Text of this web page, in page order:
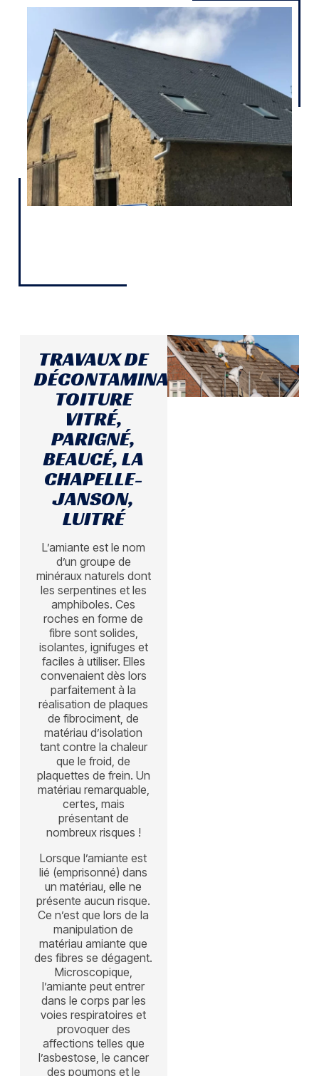
TRAVAUX DE
DÉCONTAMINATION
TOITURE
VITRÉ,
PARIGNÉ,
BEAUCÉ, LA
CHAPELLE-
JANSON,
LUITRÉ
L’amiante est le nom
d’un groupe de
minéraux naturels dont
les serpentines et les
amphiboles. Ces
roches en forme de
fibre sont solides,
isolantes, ignifuges et
faciles à utiliser. Elles
convenaient dès lors
parfaitement à la
réalisation de plaques
de fibrociment, de
matériau d’isolation
tant contre la chaleur
que le froid, de
plaquettes de frein. Un
matériau remarquable,
certes, mais
présentant de
nombreux risques !
Lorsque l’amiante est
lié (emprisonné) dans
un matériau, elle ne
présente aucun risque.
Ce n’est que lors de la
manipulation de
matériau amiante que
des fibres se dégagent.
Microscopique,
l’amiante peut entrer
dans le corps par les
voies respiratoires et
provoquer des
affections telles que
l’asbestose, le cancer
des poumons et le